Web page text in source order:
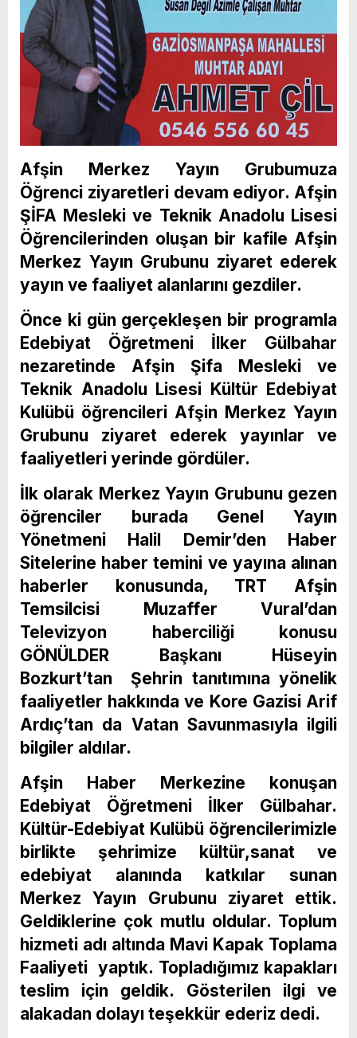
Afşin Merkez Yayın Grubumuza
Öğrenci ziyaretleri devam ediyor. Afşin
ŞİFA Mesleki ve Teknik Anadolu Lisesi
Öğrencilerinden oluşan bir kafile Afşin
Merkez Yayın Grubunu ziyaret ederek
yayın ve faaliyet alanlarını gezdiler.
Önce ki gün gerçekleşen bir programla
Edebiyat Öğretmeni İlker Gülbahar
nezaretinde Afşin Şifa Mesleki ve
Teknik Anadolu Lisesi Kültür Edebiyat
Kulübü öğrencileri Afşin Merkez Yayın
Grubunu ziyaret ederek yayınlar ve
faaliyetleri yerinde gördüler.
İlk olarak Merkez Yayın Grubunu gezen
öğrenciler burada Genel Yayın
Yönetmeni Halil Demir’den Haber
Sitelerine haber temini ve yayına alınan
haberler konusunda, TRT Afşin
Temsilcisi Muzaffer Vural’dan
Televizyon haberciliği konusu
GÖNÜLDER Başkanı Hüseyin
Bozkurt’tan Şehrin tanıtımına yönelik
faaliyetler hakkında ve Kore Gazisi Arif
Ardıç’tan da Vatan Savunmasıyla ilgili
bilgiler aldılar.
Afşin Haber Merkezine konuşan
Edebiyat Öğretmeni İlker Gülbahar.
Kültür-Edebiyat Kulübü öğrencilerimizle
birlikte şehrimize kültür,sanat ve
edebiyat alanında katkılar sunan
Merkez Yayın Grubunu ziyaret ettik.
Geldiklerine çok mutlu oldular. Toplum
hizmeti adı altında Mavi Kapak Toplama
Faaliyeti yaptık. Topladığımız kapakları
teslim için geldik. Gösterilen ilgi ve
alakadan dolayı teşekkür ederiz dedi.